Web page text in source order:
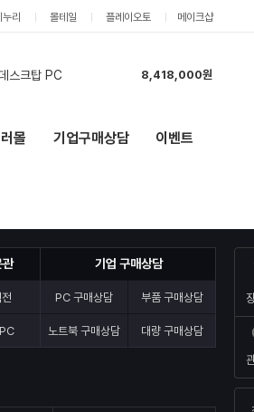
리 몰테일 플레이오토 메이크샵
견적 요청합니다.
4,494,000원
대 견적요청입니다.
8,361,000원
임용 PC 견적부탁드립니다.6,403,000원
데스크탑 PC 8,418,000원
몰 기업구매상담 이벤트
관 기업 구매상담
PC 구매상담 부품 구매상담
노트북 구매상담 대량 구매상담